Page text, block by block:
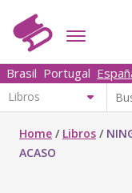
Brasil Portugal
Home / Libros /
ACASO